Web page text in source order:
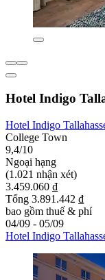
Hotel Indigo
Hotel Indigo
College Town
9,4/10
Ngoại hạng
(1.021 nhận xét)
3.459.060 ₫
Tổng 3.891.442 ₫
bao gồm thuế & phí
04/09 - 05/09
Hotel Indigo